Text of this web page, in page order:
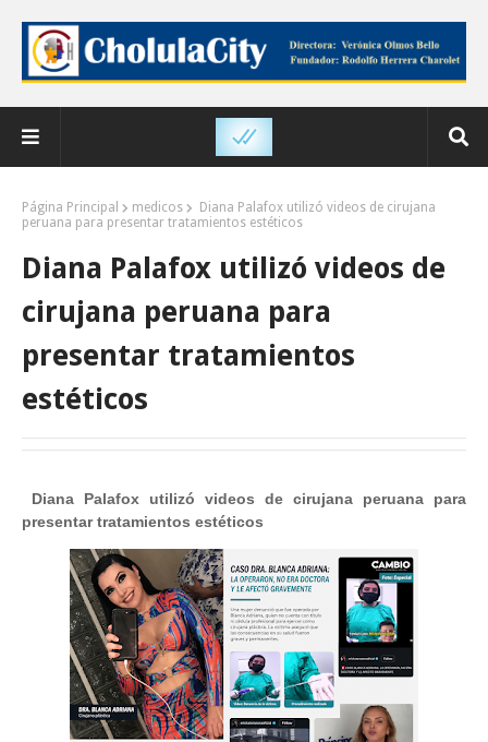
Página Principal medicos
Diana Palafox utilizó videos de cirujana
peruana para presentar tratamientos estéticos
Diana Palafox utilizó videos de
cirujana peruana para
presentar tratamientos
estéticos
Diana Palafox utilizó videos de cirujana peruana para
presentar tratamientos estéticos